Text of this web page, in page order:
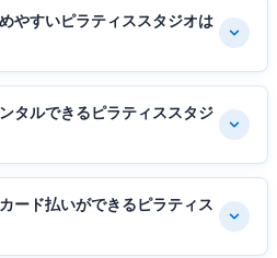
やすいピラティススタジオは
タルできるピラティススタジ
ード払いができるピラティス